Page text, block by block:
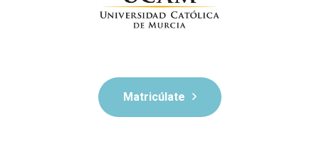
Matricúlate